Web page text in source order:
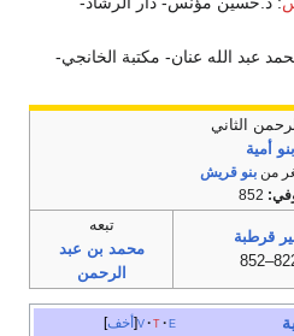
عبد الله عنان- مكتبة الخانجي-
الثاني
بنو أمية
منبنو قريش
قرطبة
تبعه
محمد بن عبد
الرحمن
أخف v t e